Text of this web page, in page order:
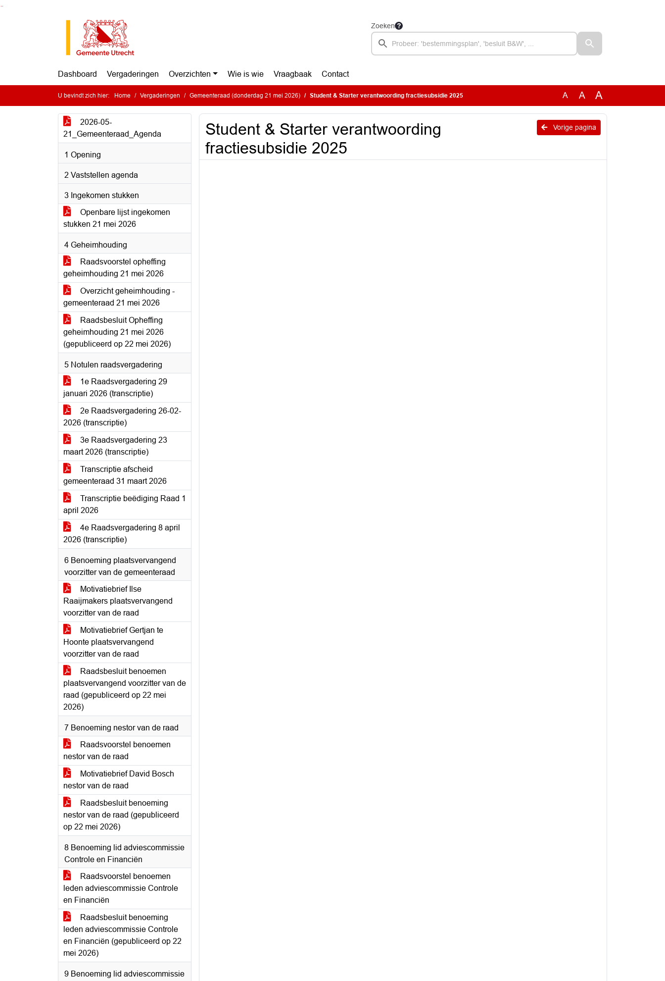
Zoeken
Dashboard Vergaderingen Overzichten Wie is wie Vraagbaak Contact
U bevindt zich hier: Home Vergaderingen Gemeenteraad (donderdag 21 mei 2026) Student & Starter verantwoording fractiesubsidie 2025 A A A
2026-05-
21_Gemeenteraad_Agenda
1 Opening
2 Vaststellen agenda
3 Ingekomen stukken
Openbare lijst ingekomen
stukken 21 mei 2026
4 Geheimhouding
Raadsvoorstel opheffing
geheimhouding 21 mei 2026
Overzicht geheimhouding -
gemeenteraad 21 mei 2026
Raadsbesluit Opheffing
geheimhouding 21 mei 2026
(gepubliceerd op 22 mei 2026)
5 Notulen raadsvergadering
1e Raadsvergadering 29
januari 2026 (transcriptie)
2e Raadsvergadering 26-02-
2026 (transcriptie)
3e Raadsvergadering 23
maart 2026 (transcriptie)
Transcriptie afscheid
gemeenteraad 31 maart 2026
Transcriptie beëdiging Raad 1
april 2026
4e Raadsvergadering 8 april
2026 (transcriptie)
6 Benoeming plaatsvervangend
voorzitter van de gemeenteraad
Motivatiebrief Ilse
Raaijmakers plaatsvervangend
voorzitter van de raad
Motivatiebrief Gertjan te
Hoonte plaatsvervangend
voorzitter van de raad
Raadsbesluit benoemen
plaatsvervangend voorzitter van de
raad (gepubliceerd op 22 mei
2026)
7 Benoeming nestor van de raad
Raadsvoorstel benoemen
nestor van de raad
Motivatiebrief David Bosch
nestor van de raad
Raadsbesluit benoeming
nestor van de raad (gepubliceerd
op 22 mei 2026)
8 Benoeming lid adviescommissie
Controle en Financiën
Raadsvoorstel benoemen
leden adviescommissie Controle
en Financiën
Raadsbesluit benoeming
leden adviescommissie Controle
en Financiën (gepubliceerd op 22
mei 2026)
9 Benoeming lid adviescommissie
Vorige pagina
Student & Starter verantwoording
fractiesubsidie 2025